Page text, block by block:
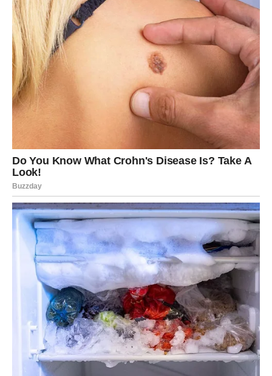
Ako si slobodan, možeš shvatiti da si bio vezan za osobu
koja nije bila spremna da ti pruži ono što ti treba. Ali isto
tako, postoji mogućnost da upoznaš nekoga ko će te
razumeti bez mnogo reči – i to će biti razlika koju nećeš
moći da ignorišeš.
Na unutrašnjem planu, ovo je period kada se vraćaš sebi.
Kada prestaješ da se gubiš u tuđim emocijama i počinješ
da slušaš svoje.
Tvoja lekcija je:
Prava ljubav te ne iscrpljuje – ona te ispunjava.